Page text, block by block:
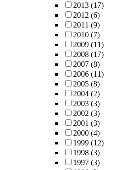
2013 (17)
2012 (6)
2011 (9)
2010 (7)
2009 (11)
2008 (17)
2007 (8)
2006 (11)
2005 (8)
2004 (2)
2003 (3)
2002 (3)
2001 (3)
2000 (4)
1999 (12)
1998 (3)
1997 (3)